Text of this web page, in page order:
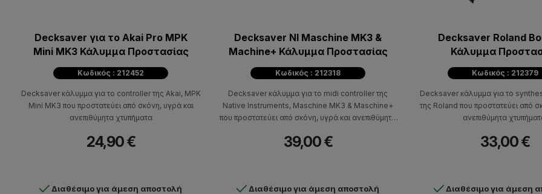
Decksaver για το Akai Pro MPK
Mini MK3 Κάλυμμα Προστασίας
Κωδικός : 212452
Decksaver κάλυμμα για το controller της Akai, MPK
Mini MK3 που προστατεύει από σκόνη, υγρά και
ανεπιθύμητα χτυπήματα
24,90 €
Διαθέσιμο για άμεση αποστολή
Decksaver NI Maschine MK3 &
Machine+ Κάλυμμα Προστασίας
Κωδικός : 212318
Decksaver κάλυμμα για το midi controller της
Native Instruments, Maschine MK3 & Maschine+
που προστατεύει από σκόνη, υγρά και ανεπιθύμητα
39,00 €
Διαθέσιμο για άμεση αποστολή
Decksaver Roland
Κάλυμμα
Κωδικός : 212379
Decksaver κάλυμμα για το
της Roland που προστατεύει από
ανεπιθύμητα
33,00 €
Διαθέσιμο για άμεση